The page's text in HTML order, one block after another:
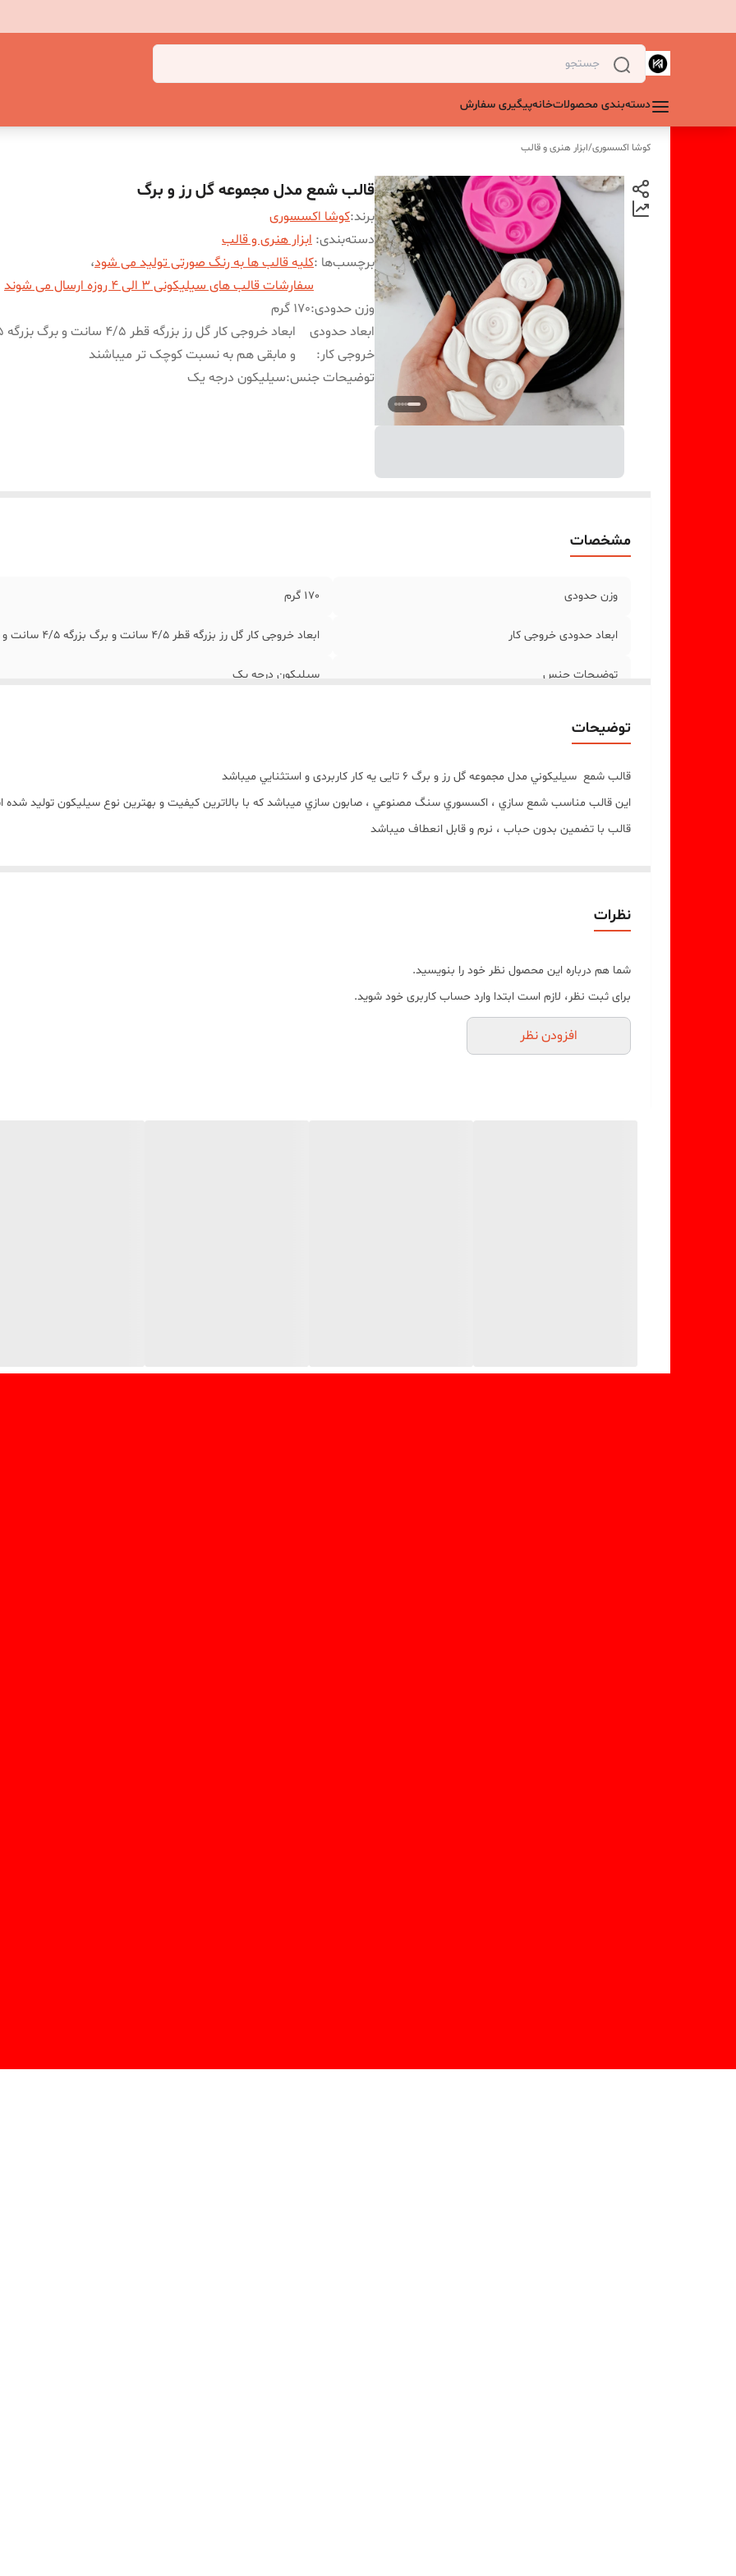
دسته‌بندی محصولاتخانهپیگیری سفارش
کوشا اکسسوری/ابزار هنری و قالب
قالب شمع مدل مجموعه گل رز و برگ
برند:کوشا اکسسوری
دسته‌بندی: ابزار هنری و قالب
برچسب‌ها :کلیه قالب ها به رنگ صورتی تولید می شود،
سفارشات قالب های سیلیکونی 3 الی 4 روزه ارسال می شوند
وزن حدودی:170 گرم
ابعاد حدودی
خروجی کار:
و مابقی هم به نسبت کوچک تر میباشند
توضیحات جنس:سیلیکون درجه یک
مشخصات
وزن حدودی 170 گرم
ابعاد حدودی خروجی کار ابعاد خروجی کار گل رز بزرگه قطر 4/5 سانت و برگ بزرگه 4/5 سانت و مابقی هم به نسبت کوچک تر میباشند
توضیحات جنس سیلیکون درجه یک
توضیحات
قالب شمع سيليکوني مدل مجموعه گل رز و برگ 6 تایی يه کار کاربردی و استثنايي ميباشد
اين قالب مناسب شمع سازي ، اکسسوري سنگ مصنوعي ، صابون سازي ميباشد که با بالاترين کيفيت و بهترين نوع سيليکون توليد
قالب با تضمين بدون حباب ، نرم و قابل انعطاف ميباشد
نظرات
شما هم درباره این محصول نظر خود را بنویسید.
برای ثبت نظر، لازم است ابتدا وارد حساب کاربری خود شوید.
افزودن نظر